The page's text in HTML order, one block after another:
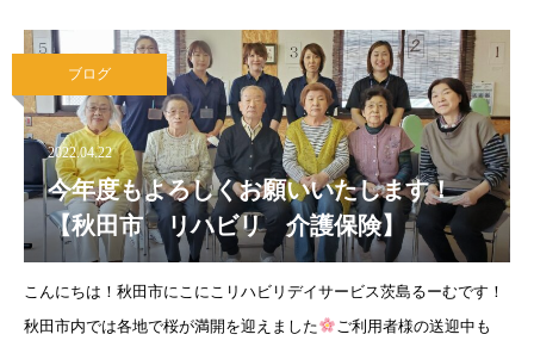
あたたまってくると腕まくりを
ブログ
2022.04.22
今年度もよろしくお願いいたします！
【秋田市 リハビリ 介護保険】
こんにちは！秋田市にこにこリハビリデイサービス茨島るーむです！
秋田市内では各地で桜が満開を迎えました
ご利用者様の送迎中も